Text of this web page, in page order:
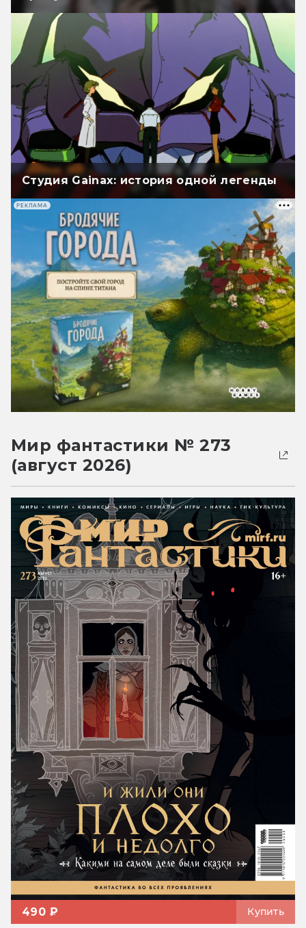
Студия Gainax: история одной легенды
РЕКЛАМА
Мир фантастики № 273
(август 2026)
490 ₽ Купить